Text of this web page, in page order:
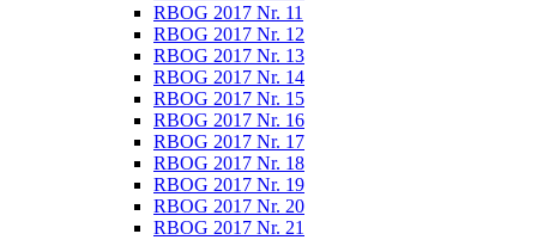
RBOG 2017 Nr. 11
RBOG 2017 Nr. 12
RBOG 2017 Nr. 13
RBOG 2017 Nr. 14
RBOG 2017 Nr. 15
RBOG 2017 Nr. 16
RBOG 2017 Nr. 17
RBOG 2017 Nr. 18
RBOG 2017 Nr. 19
RBOG 2017 Nr. 20
RBOG 2017 Nr. 21